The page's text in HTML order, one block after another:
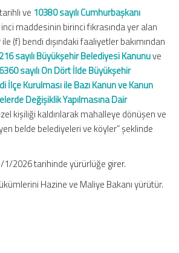
ve 10380 sayılı Cumhurbaşkanı
inci maddesinin birinci fıkrasında yer alan
(f) bendi dışındaki faaliyetler bakımından
sayılı Büyükşehir Belediyesi Kanunuve
6360 sayılı On Dört İlde Büyükşehir
İlçe Kurulması ile Bazı Kanun ve Kanun
Değişiklik Yapılmasına Dair
kişiliği kaldırılarak mahalleye dönüşen ve
belde belediyeleri ve köyler” şeklinde
1/2026 tarihinde yürürlüğe girer.
Hazine ve Maliye Bakanı yürütür.